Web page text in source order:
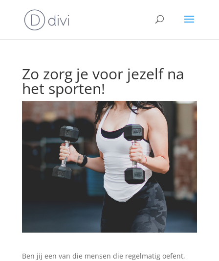
Zo zorg je voor jezelf na
het sporten!
Ben jij een van die mensen die regelmatig oefent,